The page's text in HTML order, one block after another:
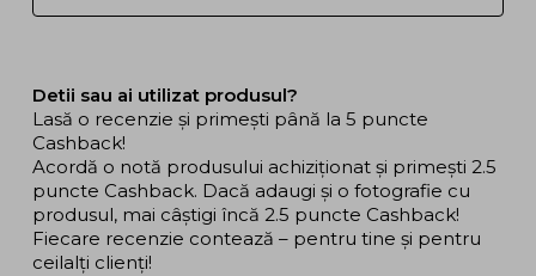
Detii sau ai utilizat produsul?
Lasă o recenzie și primești până la 5 puncte
Cashback!
Acordă o notă produsului achiziționat și primești 2.5
puncte Cashback. Dacă adaugi și o fotografie cu
produsul, mai câștigi încă 2.5 puncte Cashback!
Fiecare recenzie contează – pentru tine și pentru
ceilalți clienți!